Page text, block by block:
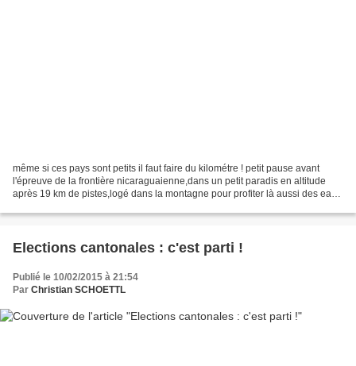
même si ces pays sont petits il faut faire du kilométre ! petit pause avant
l'épreuve de la frontière nicaraguaienne,dans un petit paradis en altitude
après 19 km de pistes,logé dans la montagne pour profiter là aussi des eaux
Elections cantonales : c'est parti !
Publié le 10/02/2015 à 21:54
Par Christian SCHOETTL